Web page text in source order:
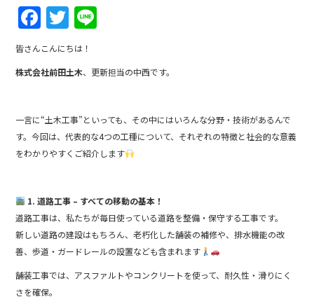
F
a
c
e
b
o
o
T
w
itt
er
e
皆さんこんにちは！
株式会社前田土木、更新担当の中西です。
一言に“土木工事”といっても、その中にはいろんな分野・技術があるんで
す。今回は、代表的な4つの工種について、それぞれの特徴と社会的な意義
をわかりやすくご紹介します
1. 道路工事 – すべての移動の基本！
道路工事は、私たちが毎日使っている道路を整備・保守する工事です。
新しい道路の建設はもちろん、老朽化した舗装の補修や、排水機能の改
善、歩道・ガードレールの設置なども含まれます
舗装工事では、アスファルトやコンクリートを使って、耐久性・滑りにく
さを確保。